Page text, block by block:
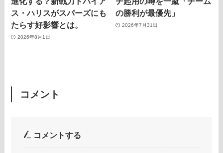
ス・ハリスがスパーズにも
たらす好影響とは。
2026年8月1日
の勝利が最優先」
2026年7月31日
コメント
コメントする